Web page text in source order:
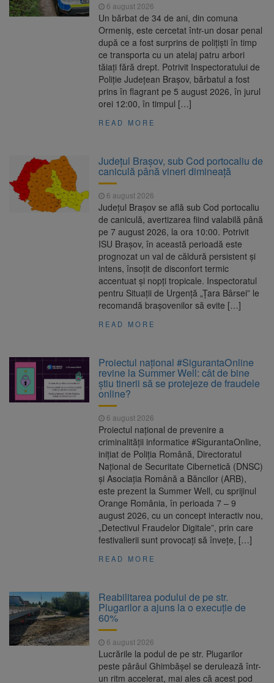
6 august 2026
Un bărbat de 34 de ani, din comuna
Ormeniș, este cercetat într-un dosar penal
după ce a fost surprins de polițiști în timp
ce transporta cu un atelaj patru arbori
tăiați fără drept. Potrivit Inspectoratului de
Poliție Județean Brașov, bărbatul a fost
prins în flagrant pe 5 august 2026, în jurul
orei 12:00, în timpul […]
READ MORE
Județul Brașov, sub Cod portocaliu de
caniculă până vineri dimineață
6 august 2026
Județul Brașov se află sub Cod portocaliu
de caniculă, avertizarea fiind valabilă până
pe 7 august 2026, la ora 10:00. Potrivit
ISU Brașov, în această perioadă este
prognozat un val de căldură persistent și
intens, însoțit de disconfort termic
accentuat și nopți tropicale. Inspectoratul
pentru Situații de Urgență „Țara Bârsei” le
recomandă brașovenilor să evite […]
READ MORE
Proiectul național #SigurantaOnline
revine la Summer Well: cât de bine
știu tinerii să se protejeze de fraudele
online?
6 august 2026
Proiectul național de prevenire a
criminalității informatice #SigurantaOnline,
inițiat de Poliția Română, Directoratul
Național de Securitate Cibernetică (DNSC)
și Asociația Română a Băncilor (ARB),
este prezent la Summer Well, cu sprijinul
Orange România, în perioada 7 – 9
august 2026, cu un concept interactiv nou,
„Detectivul Fraudelor Digitale”, prin care
festivalierii sunt provocați să învețe, […]
READ MORE
Reabilitarea podului de pe str.
Plugarilor a ajuns la o execuție de
60%
6 august 2026
Lucrările la podul de pe str. Plugarilor
peste pârâul Ghimbășel se derulează într-
un ritm accelerat, mai ales că acest pod